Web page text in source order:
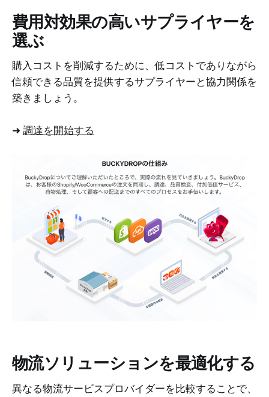
費用対効果の高いサプライヤーを
選ぶ
購入コストを削減するために、低コストでありながら
信頼できる品質を提供するサプライヤーと協力関係を
築きましょう。
➜ 調達を開始する
物流ソリューションを最適化する
異なる物流サービスプロバイダーを比較することで、